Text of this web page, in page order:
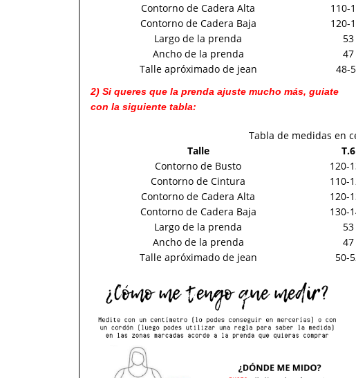
Contorno de Cadera Alta
110-
Contorno de Cadera Baja
120-
Largo de la prenda
53
Ancho de la prenda
47
Talle apróximado de jean
48-
2) Si queres que la prenda ajuste mucho más, guiate
con la siguiente tabla:
Tabla de medidas en
Talle
T.6
Contorno de Busto
120-
Contorno de Cintura
110-
Contorno de Cadera Alta
120-
Contorno de Cadera Baja
130-
Largo de la prenda
53
Ancho de la prenda
47
Talle apróximado de jean
50-